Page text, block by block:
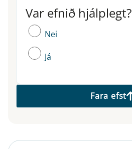
Var efnið hjálplegt?
Var efnið hjálplegt?
Nei
Já
Fara efst